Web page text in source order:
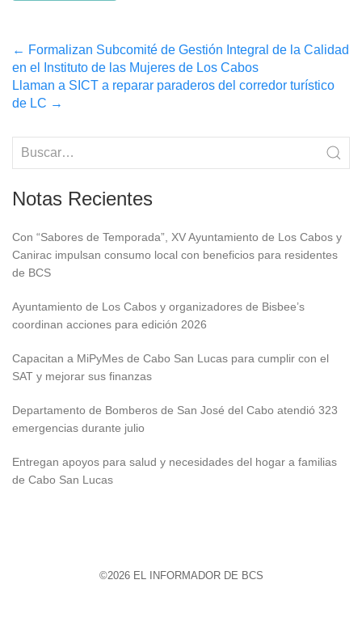
Post
navigation
← Formalizan Subcomité de Gestión Integral de la Calidad
en el Instituto de las Mujeres de Los Cabos
Llaman a SICT a reparar paraderos del corredor turístico
de LC →
Notas Recientes
Con “Sabores de Temporada”, XV Ayuntamiento de Los Cabos y
Canirac impulsan consumo local con beneficios para residentes
de BCS
Ayuntamiento de Los Cabos y organizadores de Bisbee’s
coordinan acciones para edición 2026
Capacitan a MiPyMes de Cabo San Lucas para cumplir con el
SAT y mejorar sus finanzas
Departamento de Bomberos de San José del Cabo atendió 323
emergencias durante julio
Entregan apoyos para salud y necesidades del hogar a familias
de Cabo San Lucas
©2026 EL INFORMADOR DE BCS